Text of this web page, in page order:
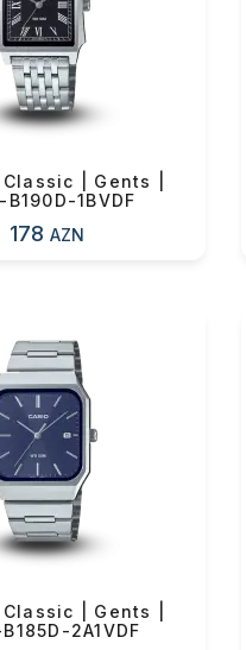
| Gents |
B190D-1BVDF
178 AZN
| Gents |
2A1VDF
səbətə əlavə
detalları